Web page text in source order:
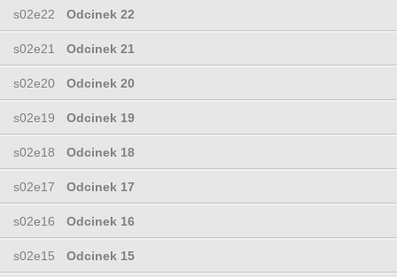
s02e22 Odcinek 22
s02e21 Odcinek 21
s02e20 Odcinek 20
s02e19 Odcinek 19
s02e18 Odcinek 18
s02e17 Odcinek 17
s02e16 Odcinek 16
s02e15 Odcinek 15